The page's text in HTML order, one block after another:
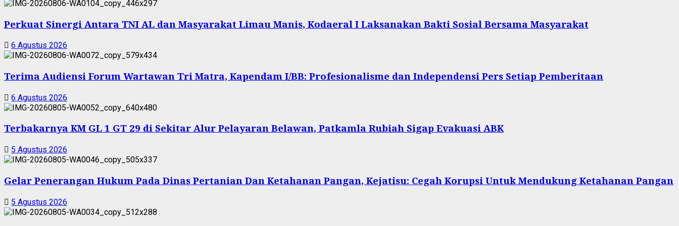
Perkuat Sinergi Antara TNI AL dan Masyarakat Limau Manis, Kodaeral I Laksanakan Bakti Sosial Bersama Masyarakat
6 Agustus 2026
Terima Audiensi Forum Wartawan Tri Matra, Kapendam I/BB: Profesionalisme dan Independensi Pers Setiap Pemberitaan
6 Agustus 2026
Terbakarnya KM GL 1 GT 29 di Sekitar Alur Pelayaran Belawan, Patkamla Rubiah Sigap Evakuasi ABK
5 Agustus 2026
Gelar Penerangan Hukum Pada Dinas Pertanian Dan Ketahanan Pangan, Kejatisu: Cegah Korupsi Untuk Mendukung Ketahanan Pangan
5 Agustus 2026